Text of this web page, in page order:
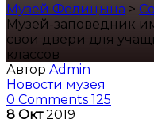
Музей Фелицына >
Музей-заповедник
свои двери для
классов
Автор Admin
Новости музея
0 Comments 125
8 Окт2019